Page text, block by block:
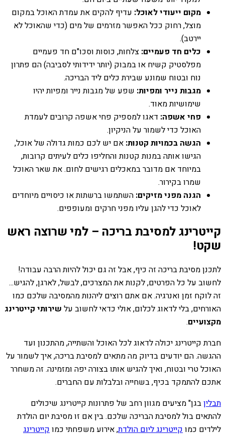
מקום ייעודי לאוכל: עדיף להקים את עמדת האוכל במקום
מוצל, רחוק ככל האפשר מזרמים של מים (כדי שהאוכל לא
יירטב).
כלים חד פעמיים: צלחות, כוסות וסכו"ם חד פעמיים
מפלסטיק קשיח או במבוק (יותר ידידותי לסביבה) הם פתרון
נוח ובטוח שמונע שבירת כלים ליד הבריכה.
מגבות נייר ומפיות: שפע של מגבות נייר ומפיות יהיו
שימושיות מאוד.
פחי אשפה: דאגו למספיק פחי אשפה קרובים לעמדת
האוכל כדי לשמור על הניקיון.
הגשה בכמויות קטנות: אם יש לכם כמות גדולה של אוכל,
הגישו אותה במנות קטנות והחליפו כלים לעיתים קרובות,
במיוחד אם מדובר במאכלים רגישים לחום. את שאר האוכל
שמרו בקירור.
הגנה מפני מזיקים: השתמשו ברשתות או כיסויים מיוחדים
לאוכל כדי להגן עליו מפני חרקים ומעופפים.
קייטרינג למסיבת בריכה – למי שרוצה ראש
שקט!
לתכנן מסיבת בריכה זה כיף, אבל זה גם יכול להיות הרבה עבודה!
לחשוב על כל הפרטים, לקנות את המצרכים, לבשל, לארגן, להגיש...
זה לוקח זמן ואנרגיה. אם אתם רוצים ליהנות מהמסיבה שלכם כמו
האורחים, בלי לדאוג לכלום, אולי כדאי לחשוב על שירותי קייטרינג
מקצועיים.
חברת קייטרינג יכולה לדאוג לכל האוכל והשתייה, מהתכנון ועד
ההגשה. הם יודעים בדיוק מה מתאים למסיבת בריכה, איך לשמור על
האוכל טרי ובטוח, ואיך להגיש אותו בצורה יפה ומזמינה. זה משחרר
אתכם להתמקד בכיף, בשחייה ובלבלות עם החברים.
תבליןבגן" מציעים מגוון רחב של פתרונות קייטרינג שיכולים
להתאים בול למסיבת הבריכה שלכם. בין אם זו מסיבת יום הולדת
לילדים כמוקייטרינג ליום הולדת, אירוע משפחתי כמוקייטרינג